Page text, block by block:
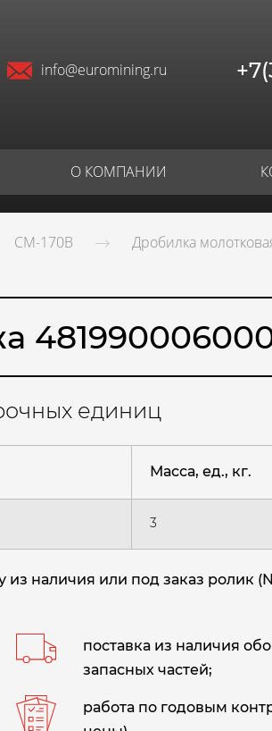
info@euromining.ru
О КОМПАНИИ
СМ-170В
Дробилка
единиц
Масса, ед., кг.
3
наличия или под заказ ролик
поставка из наличия
запасных частей;
работа по годовым